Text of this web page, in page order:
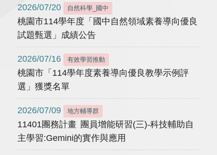
2026/07/20 自然科學_國中
桃園市114學年度「國中自然領域素養導向優良
試題甄選」成績公告
2026/07/16 有效學習推動
桃園市「114學年度素養導向優良教學示例評
選」獲獎名單
2026/07/09 地方輔導群
11401團務計畫 團員增能研習(三)-科技輔助自
主學習:Gemini的實作與應用